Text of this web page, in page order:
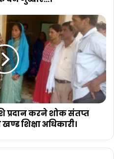
प्रदान करने शोक संतप्त
शिक्षा अधिकारी।